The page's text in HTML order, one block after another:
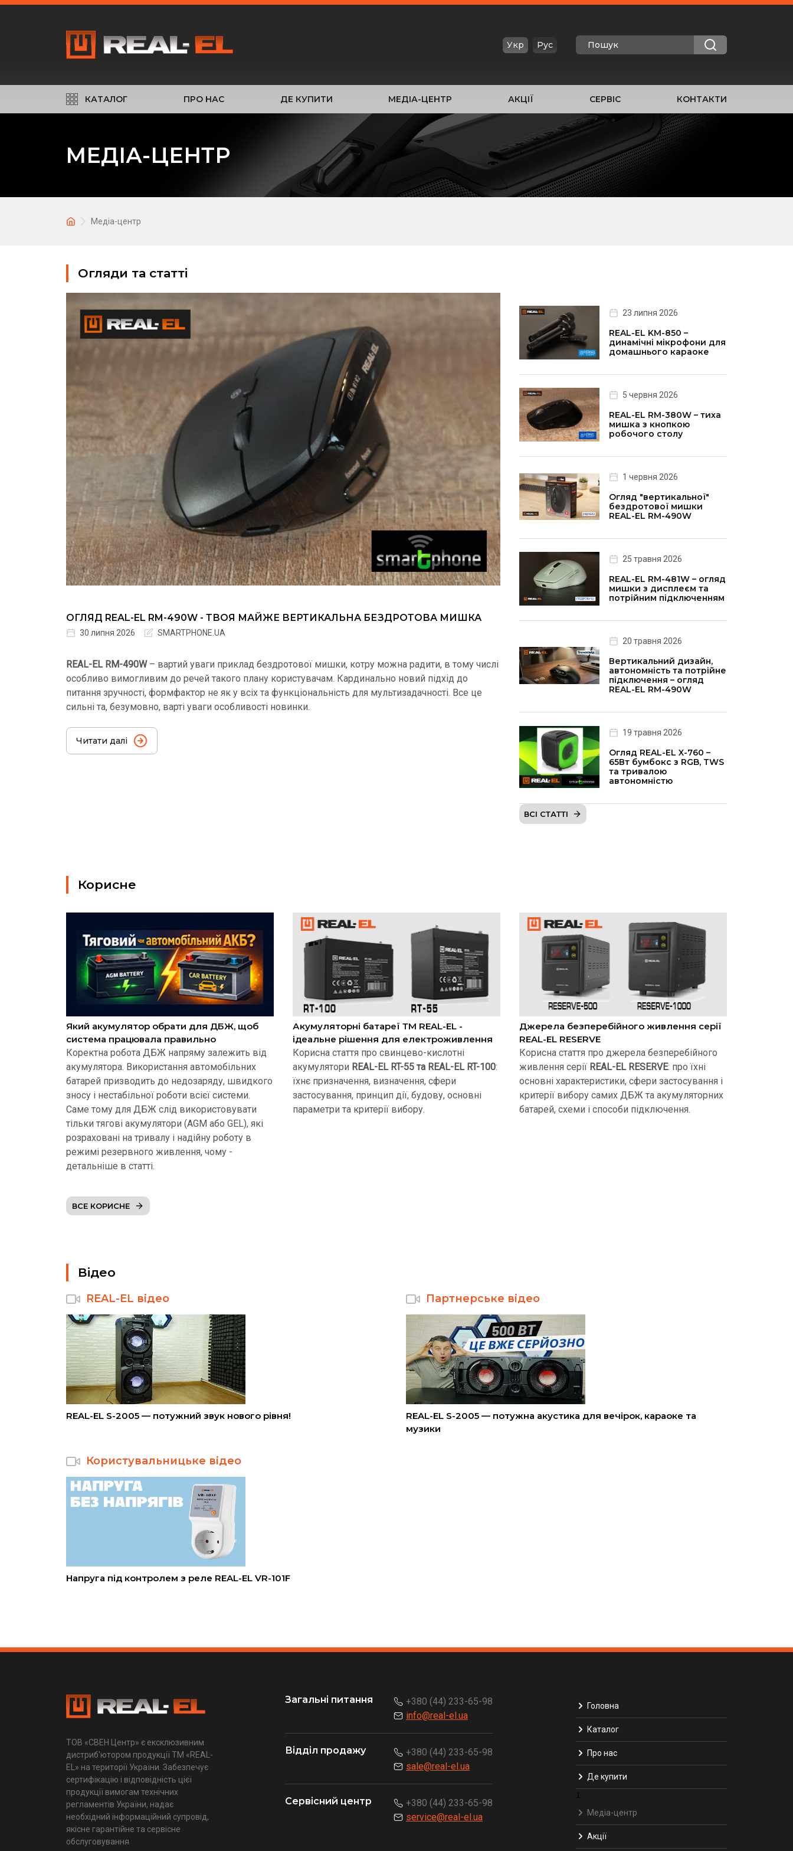
Укр Рус
КАТАЛОГ ПРО НАС ДЕ КУПИТИ МЕДІА-ЦЕНТР АКЦІЇ СЕРВІС КОНТАКТИ
МЕДІА-ЦЕНТР
Медіа-центр
Огляди та статті
ОГЛЯД REAL-EL RM-490W - ТВОЯ МАЙЖЕ ВЕРТИКАЛЬНА БЕЗДРОТОВА МИШКА
30 липня 2026 SMARTPHONE.UA
REAL-EL RM-490W– вартий уваги приклад бездротової мишки, котру можна радити, в тому числі
особливо вимогливим до речей такого плану користувачам. Кардинально новий підхід до
питання зручності, формфактор не як у всіх та функціональність для мультизадачності. Все це
сильні та, безумовно, варті уваги особливості новинки.
Читати далі
23 липня 2026
REAL-EL KM-850 –
динамічні мікрофони для
домашнього караоке
5 червня 2026
REAL-EL RM-380W – тиха
мишка з кнопкою
робочого столу
1 червня 2026
Огляд "вертикальної"
бездротової мишки
REAL-EL RM-490W
25 травня 2026
REAL-EL RM-481W – огляд
мишки з дисплеєм та
потрійним підключенням
20 травня 2026
Вертикальний дизайн,
автономність та потрійне
підключення – огляд
REAL-EL RM-490W
19 травня 2026
Огляд REAL-EL X-760 –
65Вт бумбокс з RGB, TWS
та тривалою
автономністю
ВСІ СТАТТІ
Корисне
Який акумулятор обрати для ДБЖ, щоб
система працювала правильно
Коректна робота ДБЖ напряму залежить від
акумулятора. Використання автомобільних
батарей призводить до недозаряду, швидкого
зносу і нестабільної роботи всієї системи.
Саме тому для ДБЖ слід використовувати
тільки тягові акумулятори (AGM або GEL), які
розраховані на тривалу і надійну роботу в
режимі резервного живлення, чому -
детальніше в статті.
Акумуляторні батареї ТМ REAL-EL -
ідеальне рішення для електроживлення
Корисна стаття про свинцево-кислотні
акумулятори REAL-EL RT-55 та REAL-EL RT-100:
їхнє призначення, визначення, сфери
застосування, принцип дії, будову, основні
параметри та критерії вибору.
Джерела безперебійного живлення серії
REAL-EL RESERVE
Корисна стаття про джерела безперебійного
живлення серії REAL-EL RESERVE: про їхні
основні характеристики, сфери застосування і
критерії вибору самих ДБЖ та акумуляторних
батарей, схеми і способи підключення.
ВСЕ КОРИСНЕ
Відео
REAL-EL відео
REAL-EL S-2005 — потужний звук нового рівня!
Партнерське відео
REAL-EL S-2005 — потужна акустика для вечірок, караоке та
музики
Користувальницьке відео
Напруга під контролем з реле REAL-EL VR-101F
ТОВ «СВЕН Центр» є ексклюзивним
дистриб'ютором продукції ТМ «REAL-
EL» на території України. Забезпечує
сертифікацію і відповідність цієї
продукції вимогам технічних
регламентів України, надає
необхідний інформаційний супровід,
якісне гарантійне та сервісне
обслуговування
Загальні питання
+380 (44) 233-65-98
info@real-el.ua
Відділ продажу
+380 (44) 233-65-98
sale@real-el.ua
Сервісний центр
+380 (44) 233-65-98
service@real-el.ua
Головна
Каталог
Про нас
Де купити
1
Медіа-центр
Акції